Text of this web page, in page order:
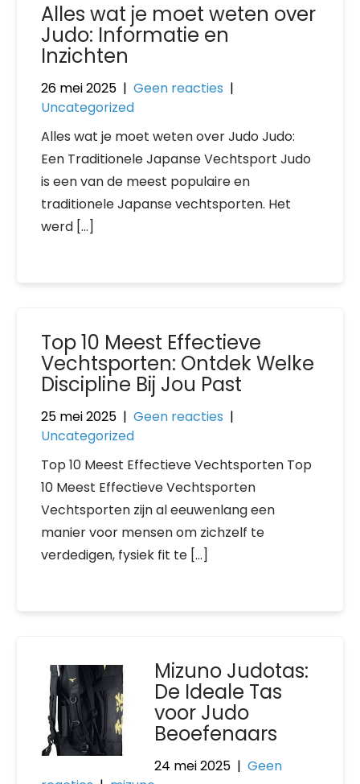
Alles wat je moet weten over
Judo: Informatie en
Inzichten
26 mei 2025 | Geen reacties |
Uncategorized
Alles wat je moet weten over Judo Judo:
Een Traditionele Japanse Vechtsport Judo
is een van de meest populaire en
traditionele Japanse vechtsporten. Het
werd […]
Top 10 Meest Effectieve
Vechtsporten: Ontdek Welke
Discipline Bij Jou Past
25 mei 2025 | Geen reacties |
Uncategorized
Top 10 Meest Effectieve Vechtsporten Top
10 Meest Effectieve Vechtsporten
Vechtsporten zijn al eeuwenlang een
manier voor mensen om zichzelf te
verdedigen, fysiek fit te […]
Mizuno Judotas:
De Ideale Tas
voor Judo
Beoefenaars
24 mei 2025 |Geen